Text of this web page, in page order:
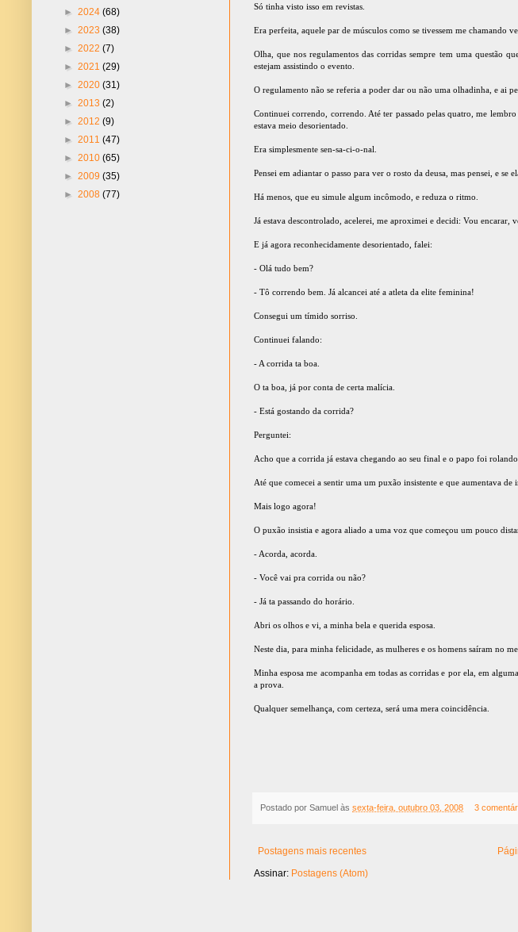
Só tinha visto isso em revistas.
Era perfeita, aquele par de músculos como se tivessem me chamando
Olha, que nos regulamentos das corridas sempre tem uma questão
estejam assistindo o evento.
O regulamento não se referia a poder dar ou não uma olhadinha, e ai
Continuei correndo, correndo. Até ter passado pelas quatro, me
estava meio desorientado.
Era simplesmente sen-sa-ci-o-nal.
Pensei em adiantar o passo para ver o rosto da deusa, mas pensei, e se
Há menos, que eu simule algum incômodo, e reduza o ritmo.
Já estava descontrolado, acelerei, me aproximei e decidi: Vou encarar,
E já agora reconhecidamente desorientado, falei:
- Olá tudo bem?
- Tô correndo bem. Já alcancei até a atleta da elite feminina!
Consegui um tímido sorriso.
Continuei falando:
- A corrida ta boa.
O ta boa, já por conta de certa malícia.
- Está gostando da corrida?
Perguntei:
Acho que a corrida já estava chegando ao seu final e o papo foi
Até que comecei a sentir uma um puxão insistente e que aumentava de
Mais logo agora!
O puxão insistia e agora aliado a uma voz que começou um pouco
- Acorda, acorda.
- Você vai pra corrida ou não?
- Já ta passando do horário.
Abri os olhos e vi, a minha bela e querida esposa.
Neste dia, para minha felicidade, as mulheres e os homens saíram no
Minha esposa me acompanha em todas as corridas e por ela, em
a prova.
Qualquer semelhança, com certeza, será uma mera coincidência.
Postado por Samuel às sexta-feira, outubro 03, 2008 3
Postagens mais recentes
Assinar: Postagens (Atom)
► 2024 (68)
► 2023 (38)
► 2022 (7)
► 2021 (29)
► 2020 (31)
► 2013 (2)
► 2012 (9)
► 2011 (47)
► 2010 (65)
► 2009 (35)
► 2008 (77)